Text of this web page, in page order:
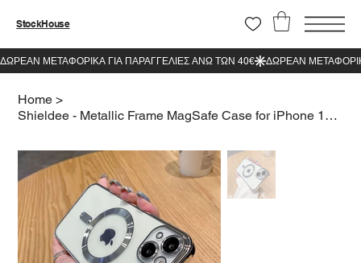
StockHouse
Home >
Shieldee - Metallic Frame MagSafe Case for iPhone 11 Silver